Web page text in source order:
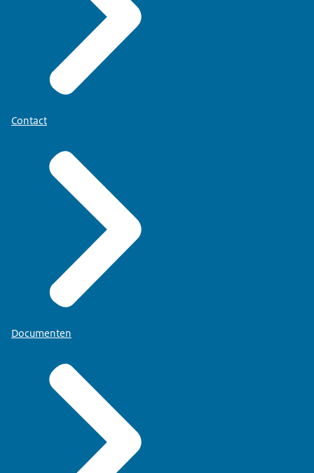
Contact
Documenten